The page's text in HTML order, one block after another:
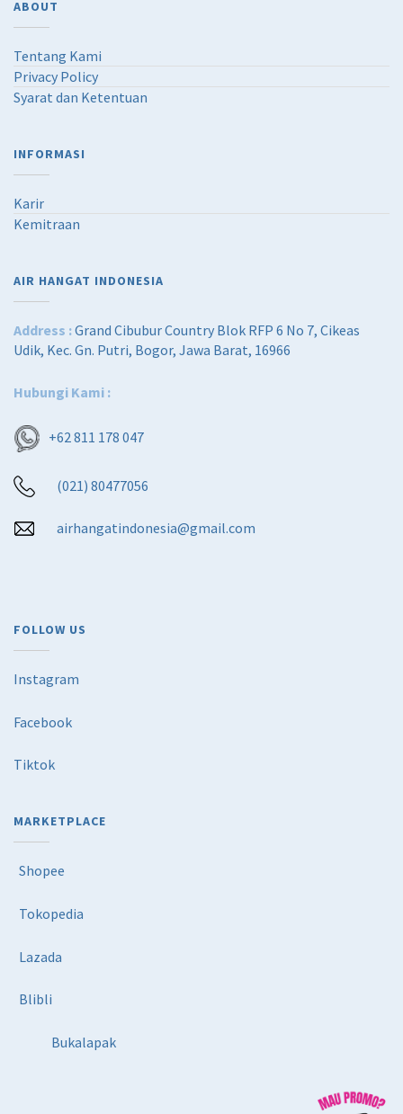
ABOUT
Tentang Kami
Privacy Policy
Syarat dan Ketentuan
INFORMASI
Karir
Kemitraan
AIR HANGAT INDONESIA
Address :Grand Cibubur Country Blok RFP 6 No 7, Cikeas
Udik, Kec. Gn. Putri, Bogor, Jawa Barat, 16966
Hubungi Kami :
+62 811 178 047
(021) 80477056
airhangatindonesia@gmail.com
FOLLOW US
Instagram
Facebook
Tiktok
MARKETPLACE
Shopee
Tokopedia
Lazada
Blibli
Bukalapak